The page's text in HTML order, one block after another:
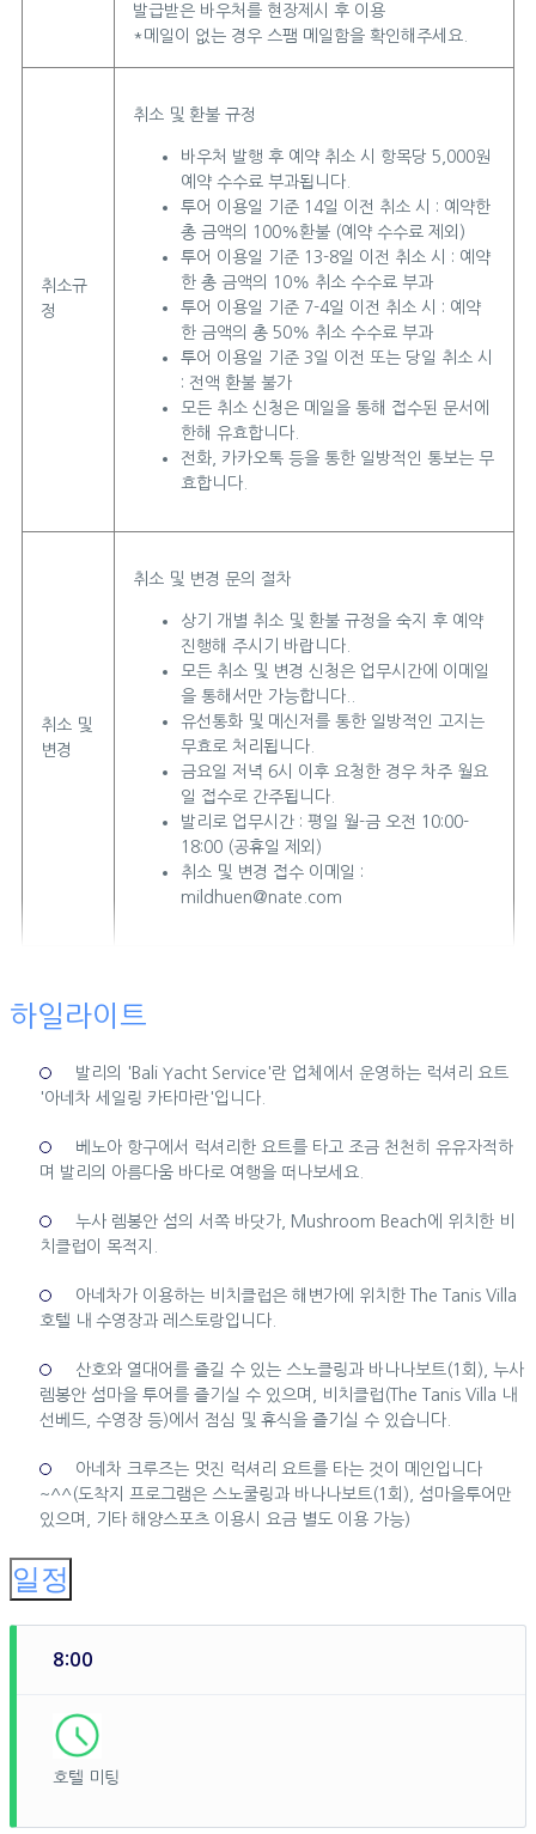
발급받은 바우처를 현장제시 후 이용
*메일이 없는 경우 스팸 메일함을 확인해주세요.
취소규
정
취소 및 환불 규정
바우처 발행 후 예약 취소 시 항목당 5,000원
예약 수수료 부과됩니다.
투어 이용일 기준 14일 이전 취소 시 : 예약한
총 금액의 100%환불 (예약 수수료 제외)
투어 이용일 기준 13-8일 이전 취소 시 : 예약
한 총 금액의 10% 취소 수수료 부과
투어 이용일 기준 7-4일 이전 취소 시 : 예약
한 금액의 총 50% 취소 수수료 부과
투어 이용일 기준 3일 이전 또는 당일 취소 시
: 전액 환불 불가
모든 취소 신청은 메일을 통해 접수된 문서에
한해 유효합니다.
전화, 카카오톡 등을 통한 일방적인 통보는 무
효합니다.
취소 및
변경
취소 및 변경 문의 절차
상기 개별 취소 및 환불 규정을 숙지 후 예약
진행해 주시기 바랍니다.
모든 취소 및 변경 신청은 업무시간에 이메일
을 통해서만 가능합니다..
유선통화 및 메신저를 통한 일방적인 고지는
무효로 처리됩니다.
금요일 저녁 6시 이후 요청한 경우 차주 월요
일 접수로 간주됩니다.
발리로 업무시간 : 평일 월-금 오전 10:00-
18:00 (공휴일 제외)
취소 및 변경 접수 이메일 :
mildhuen@nate.com
하일라이트
발리의 'Bali Yacht Service'란 업체에서 운영하는 럭셔리 요트
'아네차 세일링 카타마란'입니다.
베노아 항구에서 럭셔리한 요트를 타고 조금 천천히 유유자적하
며 발리의 아름다움 바다로 여행을 떠나보세요.
누사 렘봉안 섬의 서쪽 바닷가, Mushroom Beach에 위치한 비
치클럽이 목적지.
아네차가 이용하는 비치클럽은 해변가에 위치한 The Tanis Villa
호텔 내 수영장과 레스토랑입니다.
산호와 열대어를 즐길 수 있는 스노클링과 바나나보트(1회), 누사
렘봉안 섬마을 투어를 즐기실 수 있으며, 비치클럽(The Tanis Villa 내
선베드, 수영장 등)에서 점심 및 휴식을 즐기실 수 있습니다.
아네차 크루즈는 멋진 럭셔리 요트를 타는 것이 메인입니다
~^^(도착지 프로그램은 스노쿨링과 바나나보트(1회), 섬마을투어만
있으며, 기타 해양스포츠 이용시 요금 별도 이용 가능)
일정
8:00
호텔 미팅